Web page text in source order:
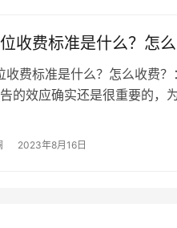
收费标准是什么？怎么
收费标准是什么？怎么收
的效应确实还是很重要的，
2023年8月16日